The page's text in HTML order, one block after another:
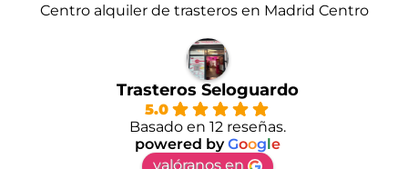
Centro alquiler de trasteros en Madrid Centro
Trasteros Seloguardo
5.0
Basado en 12 reseñas.
powered byGoogle
valóranos en